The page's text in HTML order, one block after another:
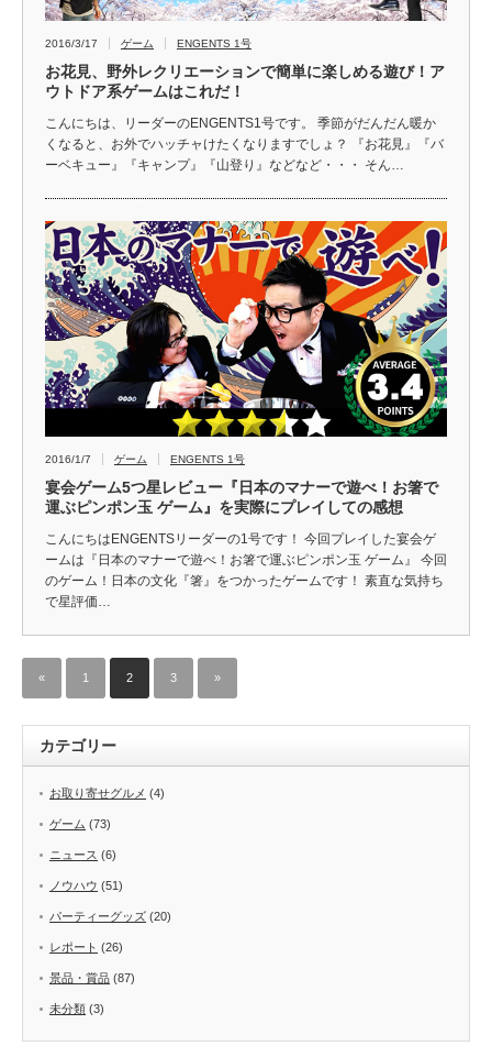
2016/3/17 ゲーム ENGENTS 1号
お花見、野外レクリエーションで簡単に楽しめる遊び！ア
ウトドア系ゲームはこれだ！
こんにちは、リーダーのENGENTS1号です。 季節がだんだん暖か
くなると、お外でハッチャけたくなりますでしょ？ 『お花見』『バ
ーベキュー』『キャンプ』『山登り』などなど・・・ そん…
2016/1/7 ゲーム ENGENTS 1号
宴会ゲーム5つ星レビュー『日本のマナーで遊べ！お箸で
運ぶピンポン玉 ゲーム』を実際にプレイしての感想
こんにちはENGENTSリーダーの1号です！ 今回プレイした宴会ゲ
ームは『日本のマナーで遊べ！お箸で運ぶピンポン玉 ゲーム』 今回
のゲーム！日本の文化『箸』をつかったゲームです！ 素直な気持ち
で星評価…
« 1 2 3 »
カテゴリー
お取り寄せグルメ (4)
ゲーム (73)
ニュース (6)
ノウハウ (51)
パーティーグッズ (20)
レポート (26)
景品・賞品 (87)
未分類 (3)